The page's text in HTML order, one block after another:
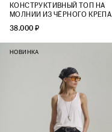
КОНСТРУКТИВНЫЙ ТОП НА
МОЛНИИ ИЗ ЧЁРНОГО КРЕПА
38.000 ₽
НОВИНКА